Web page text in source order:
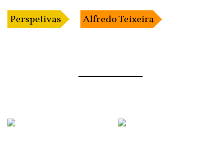
Perspetivas Alfredo Teixeira